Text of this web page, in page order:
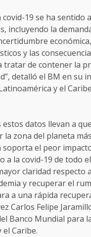
covid-19 se ha sentido
incluyendo la
y las
tratar de contener la
detalló el BM en su
y el
datos llevan a
la zona del planeta
el peor
a la covid-19 de todo
claridad respecto
y recuperar el
a una rápida
Carlos Felipe
Banco Mundial para
el Caribe.